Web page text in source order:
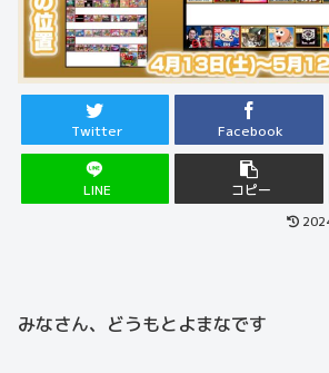
Twitter Facebook
LINE コピー
みなさん、どうもとよまなです